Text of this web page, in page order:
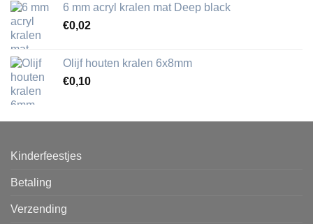
6 mm acryl kralen mat Deep black
€0,02
Olijf houten kralen 6x8mm
€0,10
Kinderfeestjes
Betaling
Verzending